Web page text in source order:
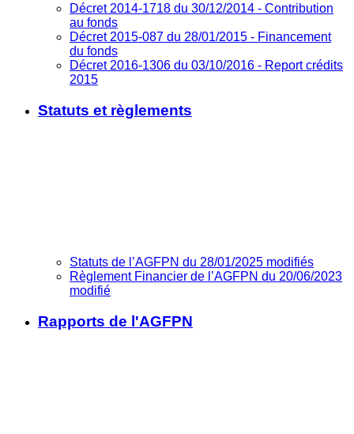
Décret 2014-1718 du 30/12/2014 - Contribution
au fonds
Décret 2015-087 du 28/01/2015 - Financement
du fonds
Décret 2016-1306 du 03/10/2016 - Report crédits
2015
Statuts et règlements
Statuts de l’AGFPN du 28/01/2025 modifiés
Règlement Financier de l’AGFPN du 20/06/2023
modifié
Rapports de l'AGFPN